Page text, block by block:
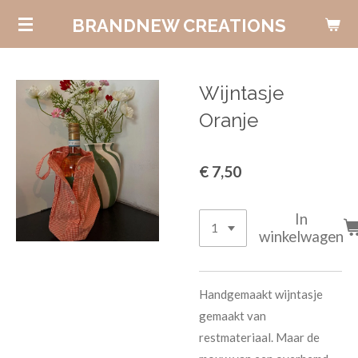
Ga
de
hoofdinhoud
BRANDNEW CREATIONS
Wijntasje
Oranje
€ 7,50
In
winkelwagen
Handgemaakt wijntasje
gemaakt van
restmateriaal. Maar de